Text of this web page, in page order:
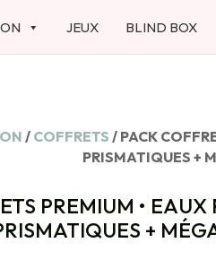
JEUX BLIND BOX
/ COFFRETS / PACK
PRISMATIQUES +
PREMIUM •
+